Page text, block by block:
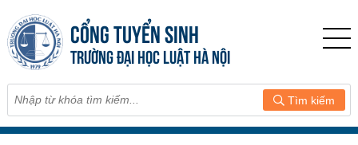
CỔNG TUYỂN SINH
TRƯỜNG ĐẠI HỌC LUẬT HÀ NỘI
Tìm kiếm